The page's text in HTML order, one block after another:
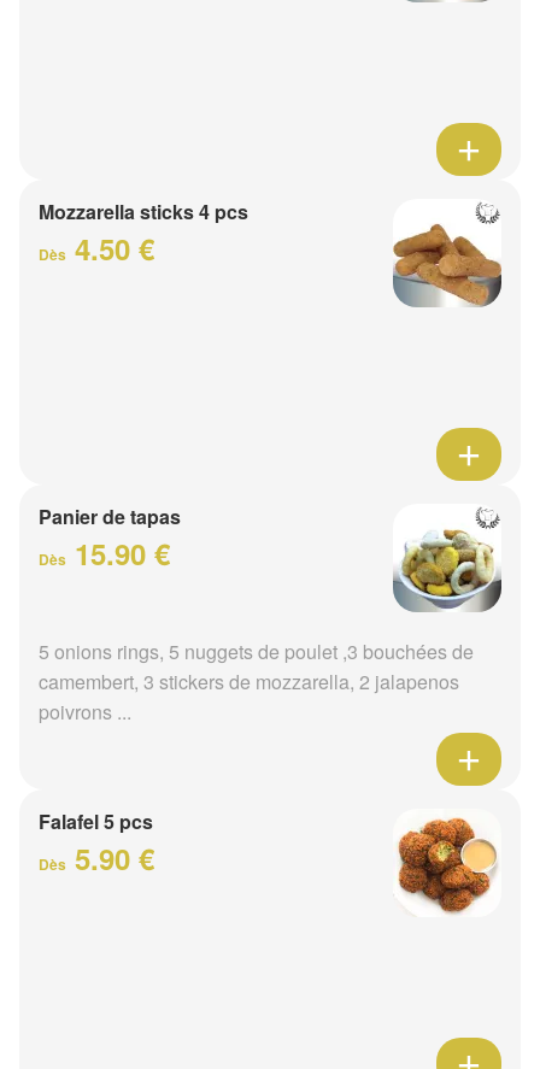
Mozzarella sticks 4 pcs
Dès 4.50 €
Panier de tapas
Dès 15.90 €
5 onions rings, 5 nuggets de poulet ,3 bouchées de
camembert, 3 stickers de mozzarella, 2 jalapenos
poivrons ...
Falafel 5 pcs
Dès 5.90 €